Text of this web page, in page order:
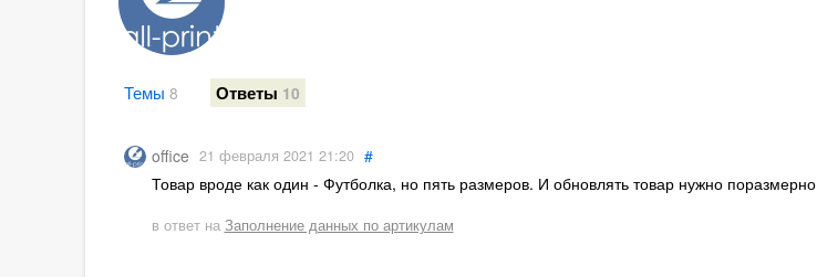
Темы 8 Ответы 10
office 21 февраля 2021 21:20 #
Товар вроде как один - Футболка, но пять размеров. И обновлять товар нужно поразмерно
в ответ на Заполнение данных по артикулам